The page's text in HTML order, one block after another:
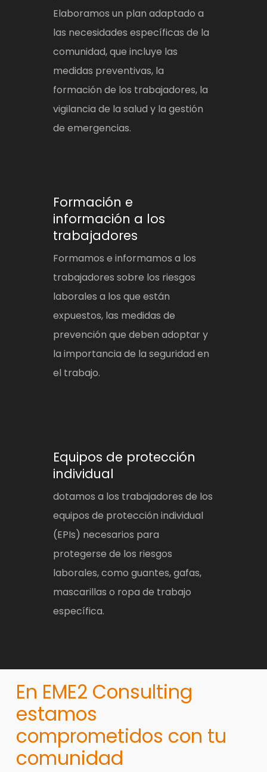
Elaboramos un plan adaptado a
las necesidades específicas de la
comunidad, que incluye las
medidas preventivas, la
formación de los trabajadores, la
vigilancia de la salud y la gestión
de emergencias.
Formación e
información a los
trabajadores
Formamos e informamos a los
trabajadores sobre los riesgos
laborales a los que están
expuestos, las medidas de
prevención que deben adoptar y
la importancia de la seguridad en
el trabajo.
Equipos de protección
individual
dotamos a los trabajadores de los
equipos de protección individual
(EPIs) necesarios para
protegerse de los riesgos
laborales, como guantes, gafas,
mascarillas o ropa de trabajo
específica.
En EME2 Consulting
estamos
comprometidos con tu
comunidad